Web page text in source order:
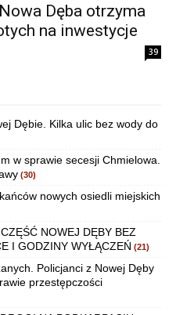
Dęba otrzyma
na inwestycje
39
Dębie. Kilka ulic bez wody do
w sprawie secesji Chmielowa.
(30)
nowych osiedli miejskich
NOWEJ DĘBY BEZ
I GODZINY WYŁĄCZEŃ (21)
Policjanci z Nowej Dęby
przestępczości